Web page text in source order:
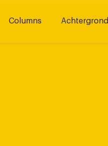
Columns Achtergrond